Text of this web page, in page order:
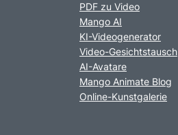
PDF zu Video
Mango AI
KI-Videogenerator
Video-Gesichtstausch
AI-Avatare
Mango Animate Blog
Online-Kunstgalerie